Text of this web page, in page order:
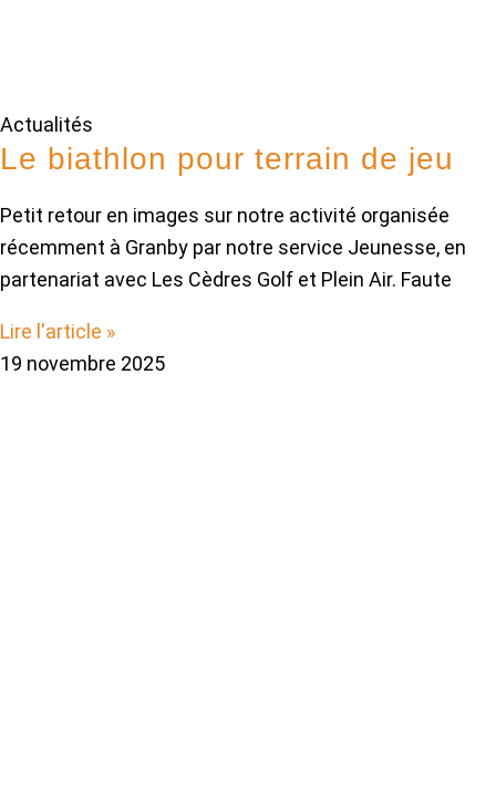
Actualités
Le biathlon pour terrain de jeu
Petit retour en images sur notre activité organisée
récemment à Granby par notre service Jeunesse, en
partenariat avec Les Cèdres Golf et Plein Air. Faute
Lire l'article »
19 novembre 2025